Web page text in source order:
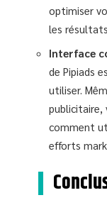
optimiser
les
Interface
de Pipiads
utiliser.
publicitaire,
comment
efforts